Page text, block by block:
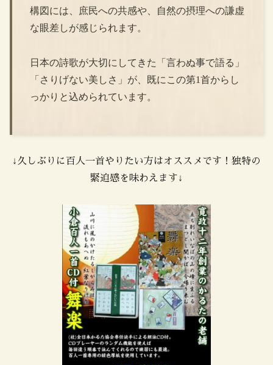
構図には、庶民への共感や、自然の摂理への謙虚
な眼差しが感じられます。
日本の詩歌が大切にしてきた「言わぬ事で語る」
「さりげない美しさ」が、既にこの第1首からし
っかりと込められています。
↓久しぶりに百人一首やりたい方はオススメです！独特の
緊迫感を味わえます↓